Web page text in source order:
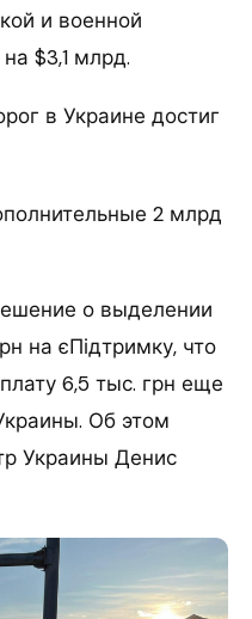
и военной
$3,1 млрд.
в Украине достиг
2 млрд
о выделении
на єПідтримку, что
6,5 тыс. грн еще
Об этом
Украины Денис